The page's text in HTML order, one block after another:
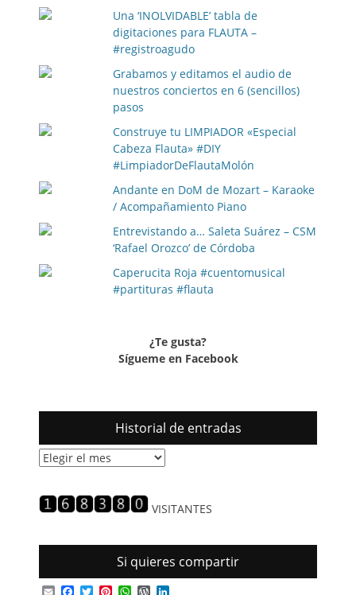
Una ‘INOLVIDABLE’ tabla de
digitaciones para FLAUTA –
#registroagudo
Grabamos y editamos el audio de
nuestros conciertos en 6 (sencillos)
pasos
Construye tu LIMPIADOR «Especial
Cabeza Flauta» #DIY
#LimpiadorDeFlautaMolón
Andante en DoM de Mozart – Karaoke
/ Acompañamiento Piano
Entrevistando a… Saleta Suárez – CSM
‘Rafael Orozco’ de Córdoba
Caperucita Roja #cuentomusical
#partituras #flauta
¿Te gusta?
Sígueme en Facebook
Historial de entradas
Historial
VISITANTES
Si quieres compartir
EmailFacebook
TwitterPinterest
WhatsApp
WordPress